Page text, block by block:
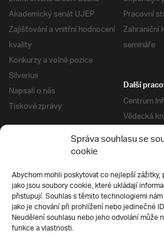
Správa souhlasu se
cookie
Abychom mohli poskytovat co nejlepší
jako jsou soubory cookie, které ukládají
přistupují. Souhlas s těmito technologiemi
jako je chování při prohlížení nebo jedinečné
Neudělení souhlasu nebo jeho odvolání může
funkce a vlastnosti.
Akademický senát UJEP
Zajišťování a vnitřní hodnocení
kvality
Konkurzy a volné pozice
Silverius
Napsali o nás
Tiskové zprávy
Pracovní
Zahraniční
semináře
Další
Centrum
Vědecká
Správa
Univerzitní
Silverius
Pro
Přijímací
E-prihlaska
Ochrana soukromí